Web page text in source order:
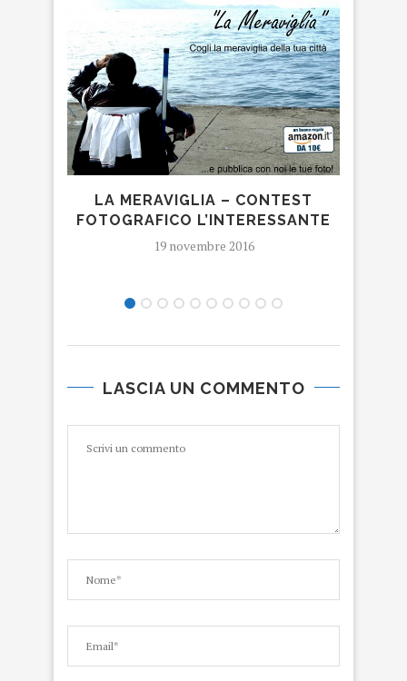
LA MERAVIGLIA – CONTEST
FOTOGRAFICO L’INTERESSANTE
19 novembre 2016
LASCIA UN COMMENTO